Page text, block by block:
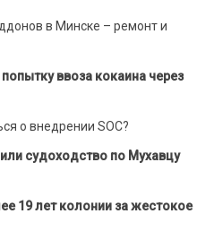
в Минске – ремонт и
ввоза кокаина через
о внедрении SOC?
судоходство по Мухавцу
19 лет колонии за жестокое